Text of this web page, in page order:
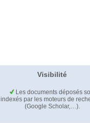
Visibilité
Les documents déposés
indexés par les moteurs de
(Google Scholar,…).